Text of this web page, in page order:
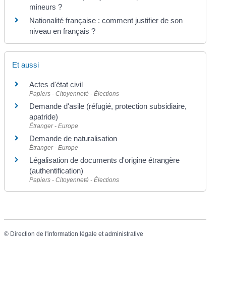
mineurs ?
Nationalité française : comment justifier de son
niveau en français ?
Et aussi
Actes d'état civil
Papiers - Citoyenneté - Élections
Demande d'asile (réfugié, protection subsidiaire,
apatride)
Étranger - Europe
Demande de naturalisation
Étranger - Europe
Légalisation de documents d'origine étrangère
(authentification)
Papiers - Citoyenneté - Élections
© Direction de l'information légale et administrative